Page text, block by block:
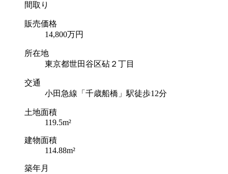
間取り
販売価格
14,800万円
所在地
東京都世田谷区砧２丁目
交通
小田急線「千歳船橋」駅徒歩12分
土地面積
119.5m²
建物面積
114.88m²
築年月